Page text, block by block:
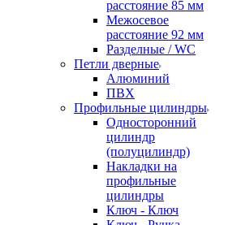
расстояние 85 мм
Межосевое
расстояние 92 мм
Разделные / WC
Петли дверные
Алюминий
ПВХ
Профильные цилиндры
Односторонний
цилиндр
(полуцилиндр)
Накладки на
профильные
цилиндры
Ключ - Ключ